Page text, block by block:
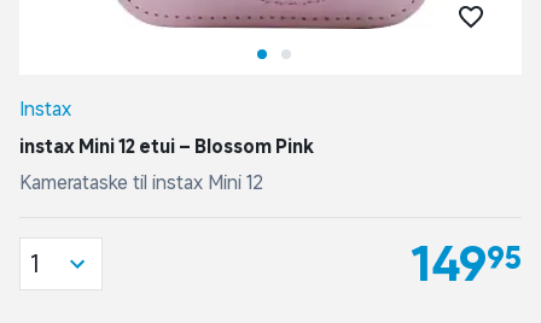
Instax
instax Mini 12 etui – Blossom Pink
Kamerataske til instax Mini 12
149,95
1